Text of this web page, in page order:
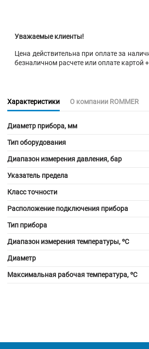
Уважаемые клиенты!
Цена действительна при оплате за
безналичном расчете или оплате картой
Характеристики О компании ROMMER
Диаметр прибора, мм
Тип оборудования
Диапазон измерения давления, бар
Указатель предела
Класс точности
Расположение подключения прибора
Тип прибора
Диапазон измерения температуры, ºС
Диаметр
Максимальная рабочая температура, ºС